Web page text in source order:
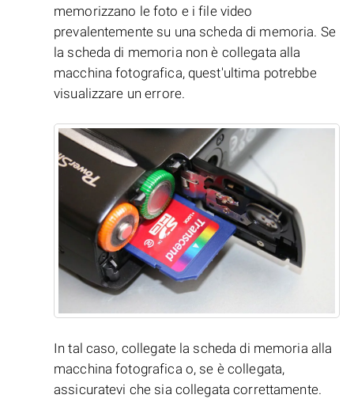
memorizzano le foto e i file video
prevalentemente su una scheda di memoria. Se
la scheda di memoria non è collegata alla
macchina fotografica, quest'ultima potrebbe
visualizzare un errore.
In tal caso, collegate la scheda di memoria alla
macchina fotografica o, se è collegata,
assicuratevi che sia collegata correttamente.